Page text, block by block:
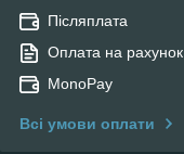
Післяплата
Оплата на рахунок
MonoPay
Всі умови оплати